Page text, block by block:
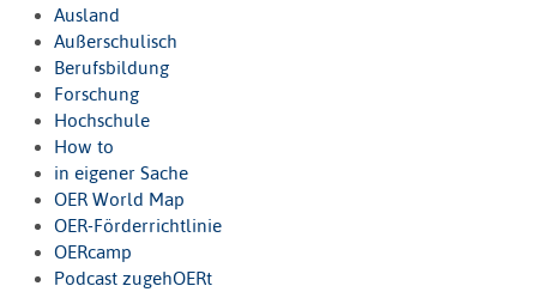
Ausland
Außerschulisch
Berufsbildung
Forschung
Hochschule
How to
in eigener Sache
OER World Map
OER-Förderrichtlinie
OERcamp
Podcast zugehOERt